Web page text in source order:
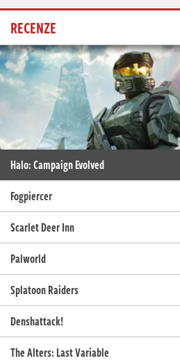
RECENZE
Halo: Campaign Evolved
Fogpiercer
Scarlet Deer Inn
Palworld
Splatoon Raiders
Denshattack!
The Alters: Last Variable